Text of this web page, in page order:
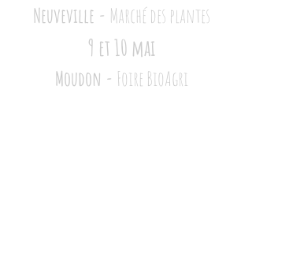
Neuveville - Marché des plantes
9 et 10 mai
Moudon - Foire BioAgri